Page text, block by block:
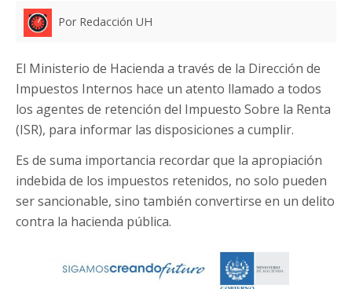
Por Redacción UH
El Ministerio de Hacienda a través de la Dirección de
Impuestos Internos hace un atento llamado a todos
los agentes de retención del Impuesto Sobre la Renta
(ISR), para informar las disposiciones a cumplir.
Es de suma importancia recordar que la apropiación
indebida de los impuestos retenidos, no solo pueden
ser sancionable, sino también convertirse en un delito
contra la hacienda pública.